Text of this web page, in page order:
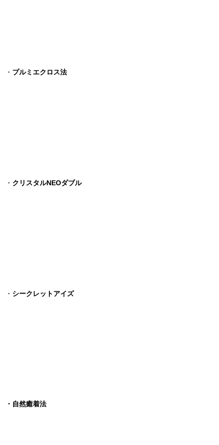
・ プルミエクロス法
・ クリスタルNEOダブル
・ シークレットアイズ
・自然癒着法